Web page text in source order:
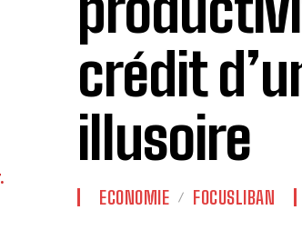
crédit
illusoire
ECONOMIE FOCUSLIBAN